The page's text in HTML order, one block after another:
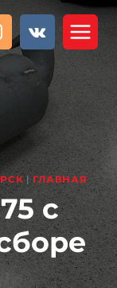
|ГЛАВНАЯ
с